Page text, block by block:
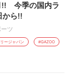
!! 今季の国内ラ
から!!
ツ
ージャパン #GAZOO